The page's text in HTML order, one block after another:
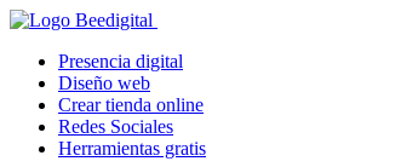
Presencia digital
Diseño web
Crear tienda online
Redes Sociales
Herramientas gratis